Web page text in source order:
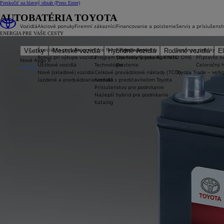
Preskočiť na hlavný obsah (Press Enter)
Vozidlá
Všetky Mestské vozidlá Hybridné vozidlá Rodinné vozidlá
Nové Aygo X
HYBRID
Akciové ponuky
Špeciálna ponuka
Bonus pri výkupe vozidla
Úžitkové vozidlá
Nové (skladové) vozidlá
Jazdené a predvádzacie vozidlá
Firemní zákazníci
Program pre firmy Toyota Business
Program pre firmy Toyota Business
Technológie
Celkové prevádzkové náklady (TCO)
Kontakt s predstaviteľom Toyota
Príslušenstvo pre podnikanie
Najlepší hybrid pre podnikanie
Katalóg
Financovanie a poistenie
Financovanie
Operatívny leasing KINTO ONE
Poistenie
Servis a
Sezónne ponuky
Připravte
Celoročný
Toyota Trade –
AUTOBATÉRIA TOYOTA
ENERGIA PRE VAŠE CESTY